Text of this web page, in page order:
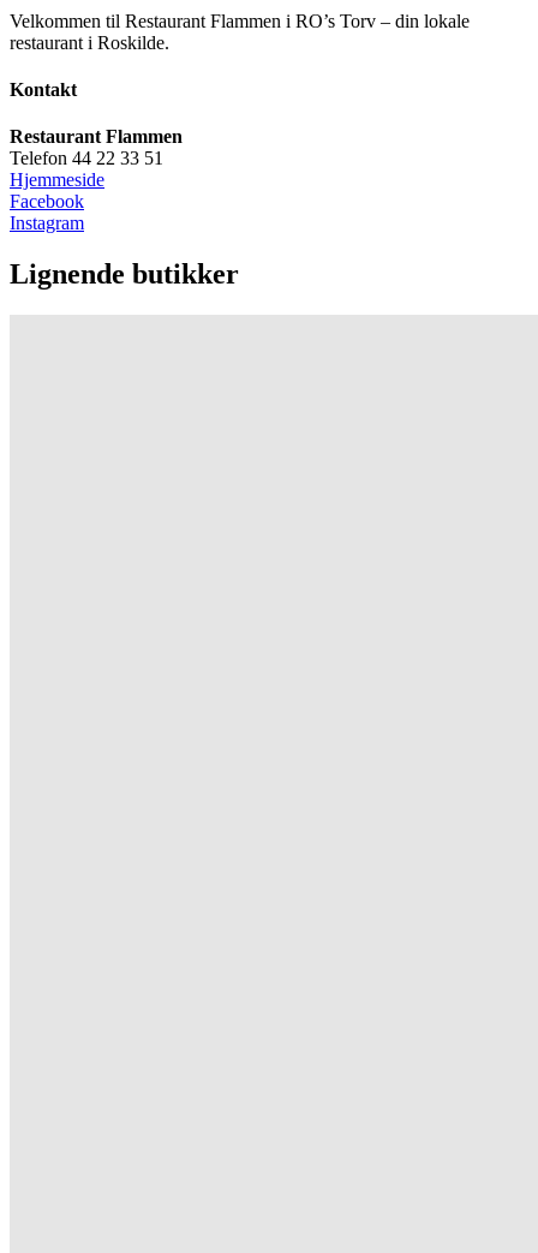
Velkommen til Restaurant Flammen i RO’s Torv – din lokale
restaurant i Roskilde.
Kontakt
Restaurant Flammen
Telefon 44 22 33 51
Hjemmeside
Facebook
Instagram
Lignende butikker